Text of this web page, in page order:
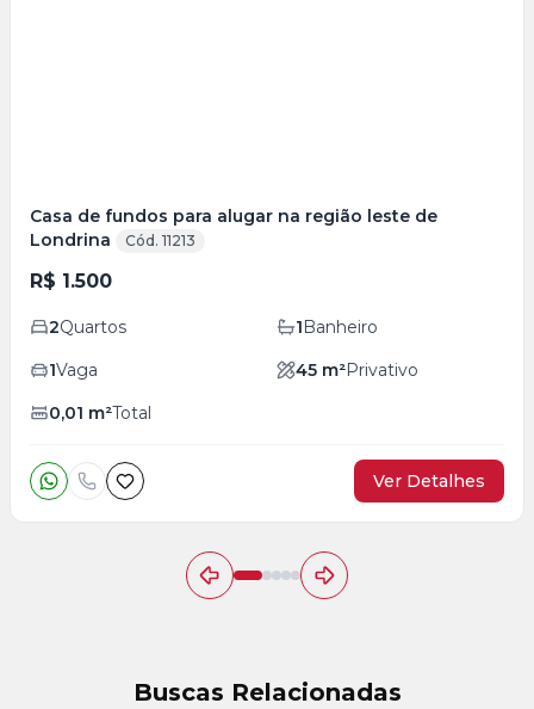
Casa de fundos para alugar na região leste de
Londrina
Cód. 11213
R$ 1.500
2Quartos 1Banheiro
1Vaga 45 m²Privativo
0,01 m²Total
Ver Detalhes
Buscas Relacionadas